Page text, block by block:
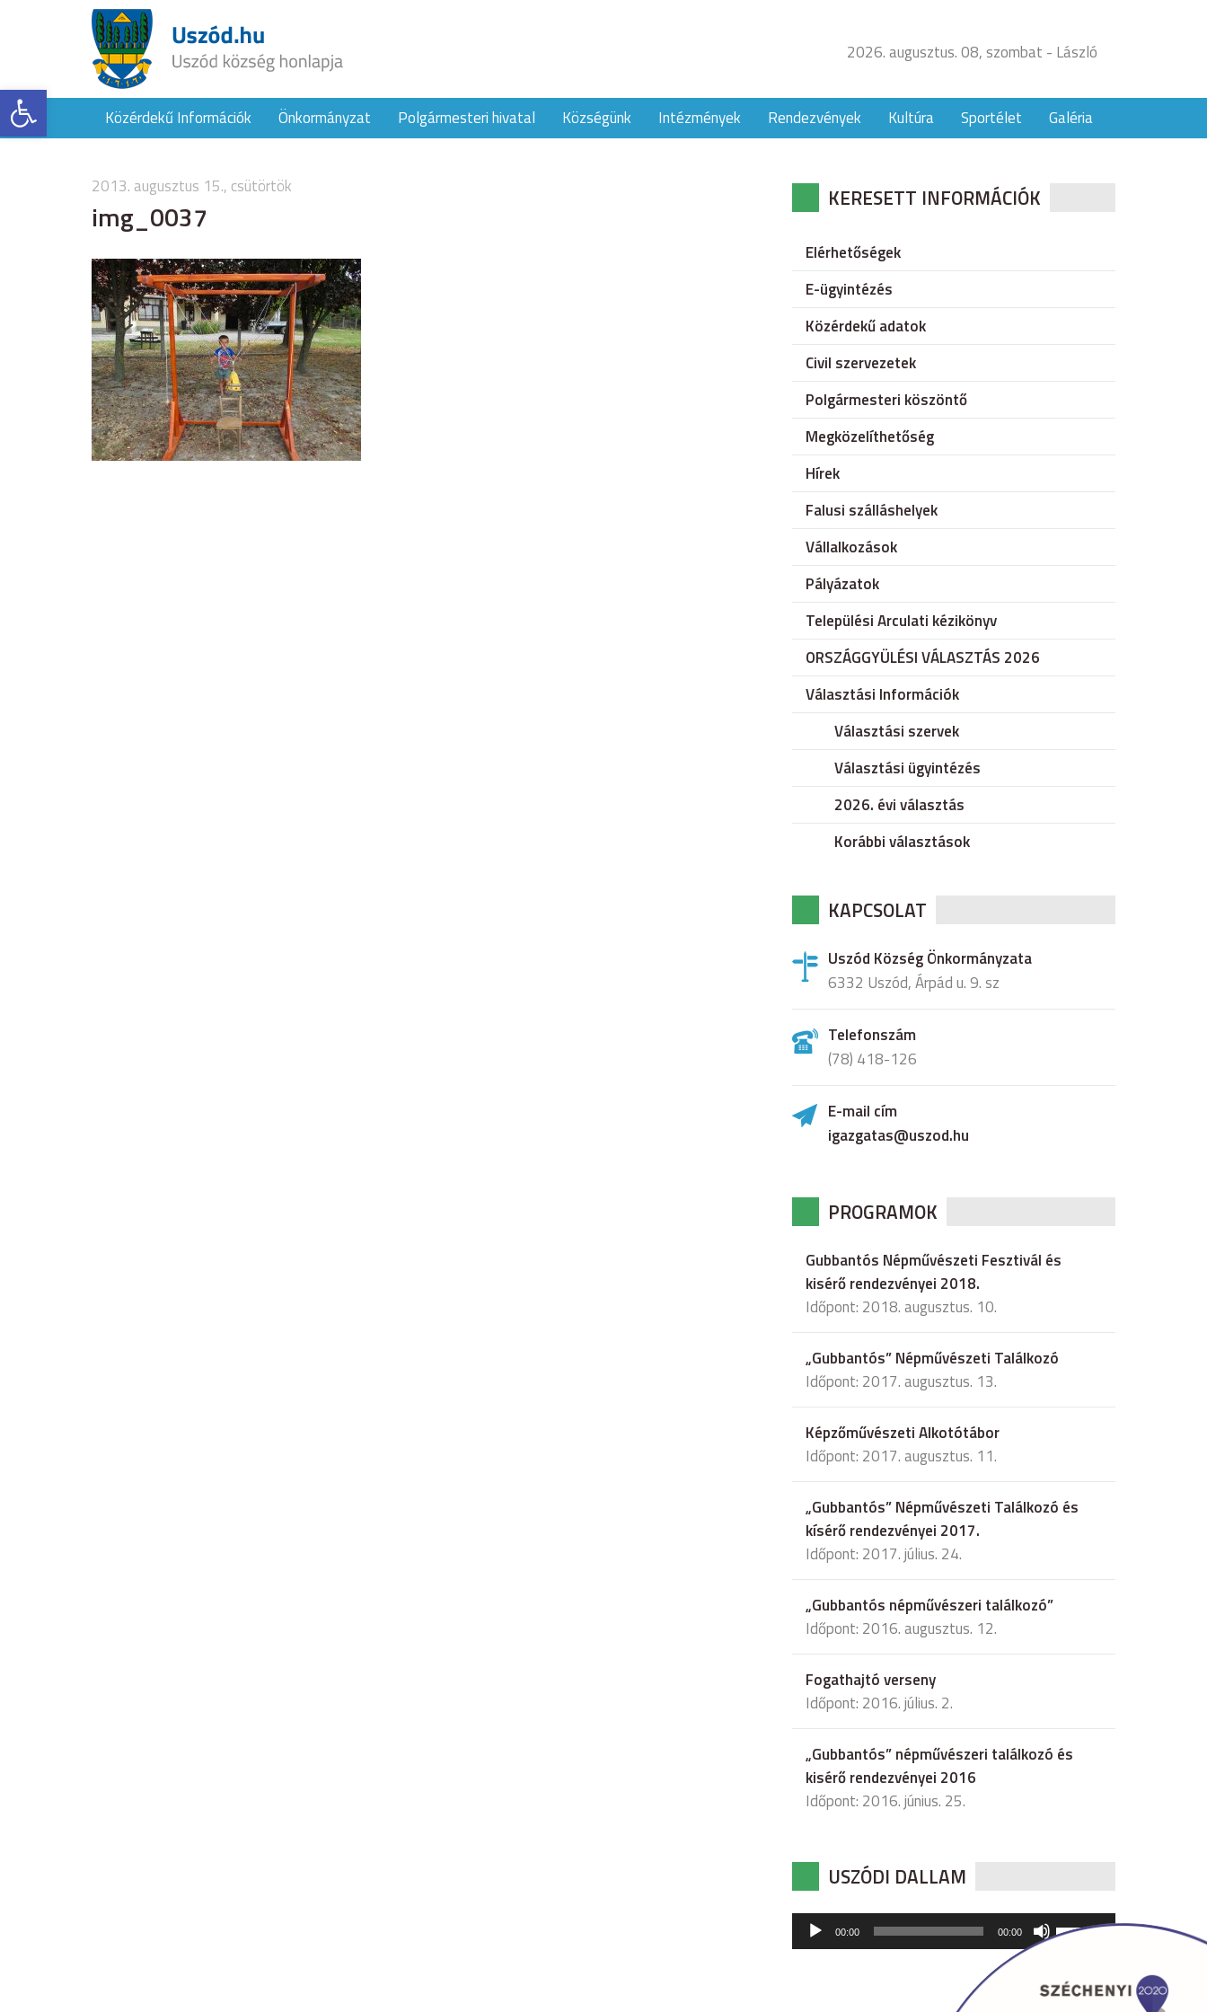
Eszköztár megnyitása
2026. augusztus. 08, szombat - László
Közérdekű Információk Önkormányzat Polgármesteri hivatal Községünk Intézmények Rendezvények Kultúra Sportélet Galéria
2013. augusztus 15., csütörtök
img_0037 KERESETT INFORMÁCIÓK
Elérhetőségek
E-ügyintézés
Közérdekű adatok
Civil szervezetek
Polgármesteri köszöntő
Megközelíthetőség
Hírek
Falusi szálláshelyek
Vállalkozások
Pályázatok
Települési Arculati kézikönyv
ORSZÁGGYÜLÉSI VÁLASZTÁS 2026
Választási Információk
Választási szervek
Választási ügyintézés
2026. évi választás
Korábbi választások
KAPCSOLAT
Uszód Község Önkormányzata
6332 Uszód, Árpád u. 9. sz
Telefonszám
(78) 418-126
E-mail cím
igazgatas@uszod.hu
PROGRAMOK
Gubbantós Népművészeti Fesztivál és
kisérő rendezvényei 2018.
Időpont: 2018. augusztus. 10.
„Gubbantós” Népművészeti Találkozó
Időpont: 2017. augusztus. 13.
Képzőművészeti Alkotótábor
Időpont: 2017. augusztus. 11.
„Gubbantós” Népművészeti Találkozó és
kísérő rendezvényei 2017.
Időpont: 2017. július. 24.
„Gubbantós népművészeri találkozó”
Időpont: 2016. augusztus. 12.
Fogathajtó verseny
Időpont: 2016. július. 2.
„Gubbantós” népművészeri találkozó és
kisérő rendezvényei 2016
Időpont: 2016. június. 25.
USZÓDI DALLAM
Audió
lejátszó
00:00 00:00
hangerő
csökkentéséhez